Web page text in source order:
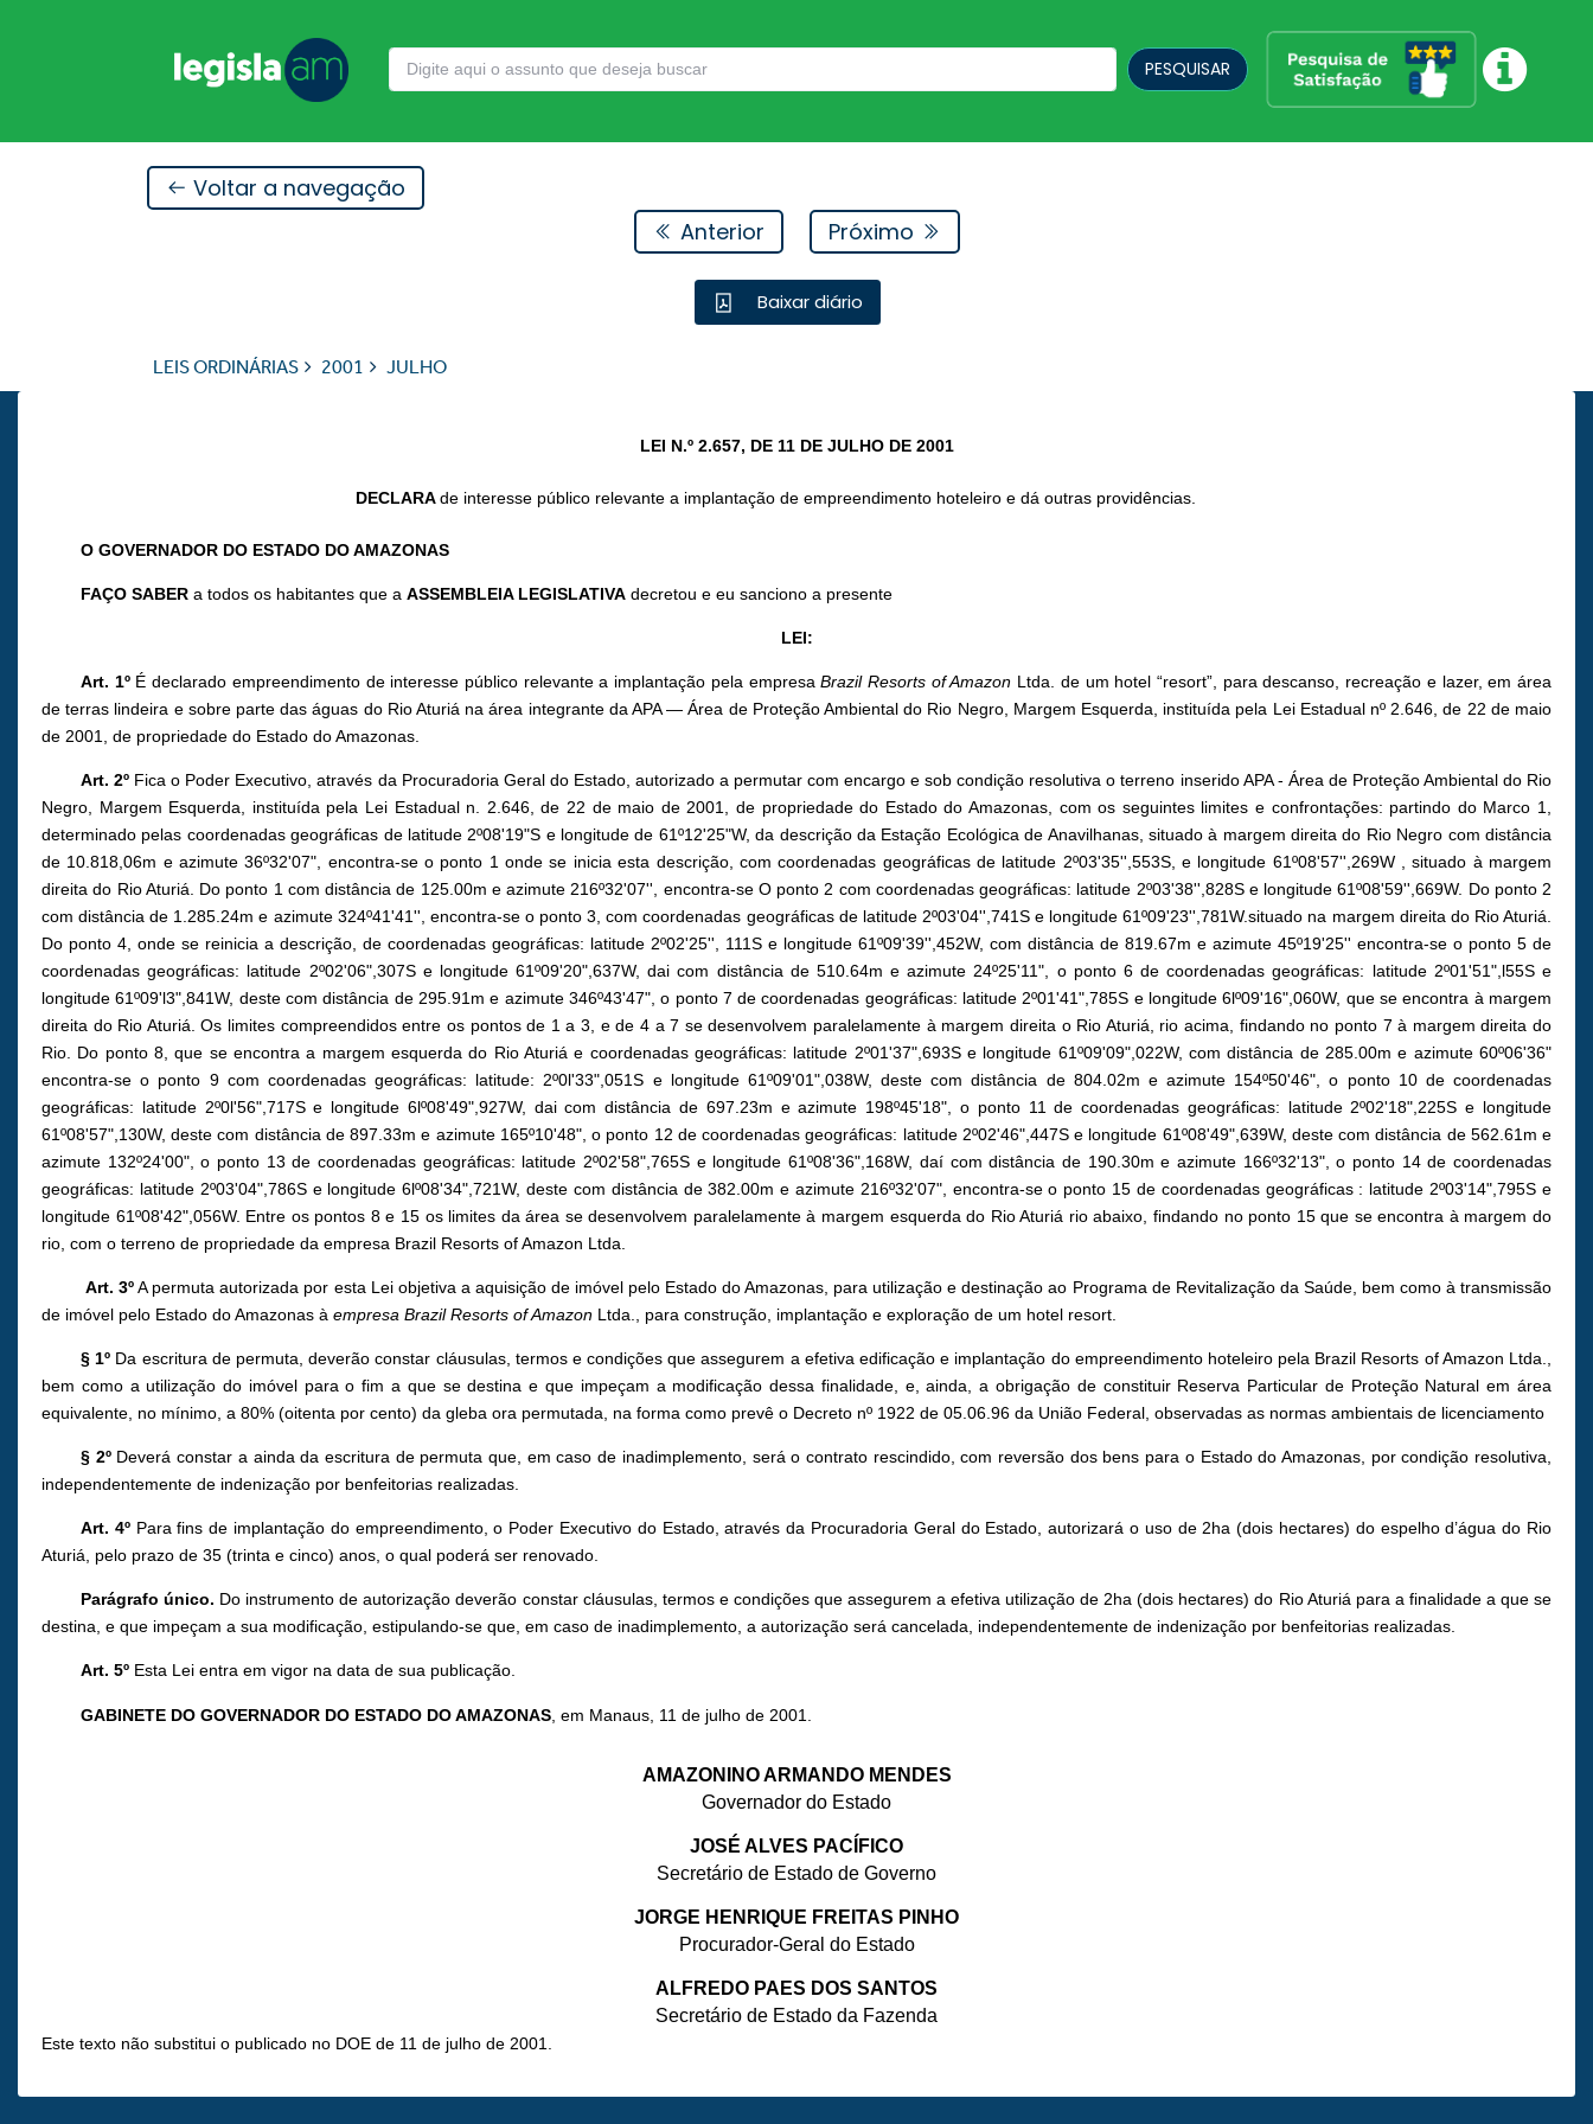
PESQUISAR
Voltar a navegação
Anterior
Próximo
Baixar diário
LEIS ORDINÁRIAS 2001 JULHO
LEI N.º 2.657, DE 11 DE JULHO DE 2001
DECLARAde interesse público relevante a implantação de empreendimento hoteleiro e dá outras providências.
O GOVERNADOR DO ESTADO DO AMAZONAS
FAÇO SABER a todos os habitantes que aASSEMBLEIA LEGISLATIVA decretou e eu sanciono a presente
LEI:
Art. 1ºÉ declarado empreendimento de interesse público relevante a implantação pela empresaBrazil Resorts of Amazon Ltda. de um hotel “resort”, para descanso, recreação e lazer, em área
de terras lindeira e sobre parte das águas do Rio Aturiá na área integrante da APA — Área de Proteção Ambiental do Rio Negro, Margem Esquerda, instituída pela Lei Estadual nº 2.646, de 22 de maio
de 2001, de propriedade do Estado do Amazonas.
Art. 2º Fica o Poder Executivo, através da Procuradoria Geral do Estado, autorizado a permutar com encargo e sob condição resolutiva o terreno inserido APA - Área de Proteção Ambiental do Rio
Negro, Margem Esquerda, instituída pela Lei Estadual n. 2.646, de 22 de maio de 2001, de propriedade do Estado do Amazonas, com os seguintes limites e confrontações: partindo do Marco 1,
determinado pelas coordenadas geográficas de latitude 2º08'19"S e longitude de 61º12'25"W, da descrição da Estação Ecológica de Anavilhanas, situado à margem direita do Rio Negro com distância
de 10.818,06m e azimute 36º32'07", encontra-se o ponto 1 onde se inicia esta descrição, com coordenadas geográficas de latitude 2º03'35'',553S, e longitude 61º08'57'',269W , situado à margem
direita do Rio Aturiá. Do ponto 1 com distância de 125.00m e azimute 216º32'07'', encontra-se O ponto 2 com coordenadas geográficas: latitude 2º03'38'',828S e longitude 61º08'59'',669W. Do ponto 2
com distância de 1.285.24m e azimute 324º41'41'', encontra-se o ponto 3, com coordenadas geográficas de latitude 2º03'04'',741S e longitude 61º09'23'',781W.situado na margem direita do Rio Aturiá.
Do ponto 4, onde se reinicia a descrição, de coordenadas geográficas: latitude 2º02'25'', 111S e longitude 61º09'39'',452W, com distância de 819.67m e azimute 45º19'25'' encontra-se o ponto 5 de
coordenadas geográficas: latitude 2º02'06",307S e longitude 61º09'20",637W, dai com distância de 510.64m e azimute 24º25'11", o ponto 6 de coordenadas geográficas: latitude 2º01'51",l55S e
longitude 61º09'l3",841W, deste com distância de 295.91m e azimute 346º43'47", o ponto 7 de coordenadas geográficas: latitude 2º01'41",785S e longitude 6lº09'16",060W, que se encontra à margem
direita do Rio Aturiá. Os limites compreendidos entre os pontos de 1 a 3, e de 4 a 7 se desenvolvem paralelamente à margem direita o Rio Aturiá, rio acima, findando no ponto 7 à margem direita do
Rio. Do ponto 8, que se encontra a margem esquerda do Rio Aturiá e coordenadas geográficas: latitude 2º01'37",693S e longitude 61º09'09",022W, com distância de 285.00m e azimute 60º06'36"
encontra-se o ponto 9 com coordenadas geográficas: latitude: 2º0l'33",051S e longitude 61º09'01",038W, deste com distância de 804.02m e azimute 154º50'46", o ponto 10 de coordenadas
geográficas: latitude 2º0l'56",717S e longitude 6lº08'49",927W, dai com distância de 697.23m e azimute 198º45'18", o ponto 11 de coordenadas geográficas: latitude 2º02'18",225S e longitude
61º08'57",130W, deste com distância de 897.33m e azimute 165º10'48", o ponto 12 de coordenadas geográficas: latitude 2º02'46",447S e longitude 61º08'49",639W, deste com distância de 562.61m e
azimute 132º24'00", o ponto 13 de coordenadas geográficas: latitude 2º02'58",765S e longitude 61º08'36",168W, daí com distância de 190.30m e azimute 166º32'13", o ponto 14 de coordenadas
geográficas: latitude 2º03'04",786S e longitude 6lº08'34",721W, deste com distância de 382.00m e azimute 216º32'07", encontra-se o ponto 15 de coordenadas geográficas : latitude 2º03'14",795S e
longitude 61º08'42",056W. Entre os pontos 8 e 15 os limites da área se desenvolvem paralelamente à margem esquerda do Rio Aturiá rio abaixo, findando no ponto 15 que se encontra à margem do
rio, com o terreno de propriedade da empresa Brazil Resorts of Amazon Ltda.
Art. 3ºA permuta autorizada por esta Lei objetiva a aquisição de imóvel pelo Estado do Amazonas, para utilização e destinação ao Programa de Revitalização da Saúde, bem como à transmissão
de imóvel pelo Estado do Amazonas à empresa Brazil Resorts of Amazon Ltda., para construção, implantação e exploração de um hotel resort.
§ 1º Da escritura de permuta, deverão constar cláusulas, termos e condições que assegurem a efetiva edificação e implantação do empreendimento hoteleiro pela Brazil Resorts of Amazon Ltda.,
bem como a utilização do imóvel para o fim a que se destina e que impeçam a modificação dessa finalidade, e, ainda, a obrigação de constituir Reserva Particular de Proteção Natural em área
equivalente, no mínimo, a 80% (oitenta por cento) da gleba ora permutada, na forma como prevê o Decreto nº 1922 de 05.06.96 da União Federal, observadas as normas ambientais de licenciamento
§ 2ºDeverá constar a ainda da escritura de permuta que, em caso de inadimplemento, será o contrato rescindido, com reversão dos bens para o Estado do Amazonas, por condição resolutiva,
independentemente de indenização por benfeitorias realizadas.
Art. 4ºPara fins de implantação do empreendimento, o Poder Executivo do Estado, através da Procuradoria Geral do Estado, autorizará o uso de 2ha (dois hectares) do espelho d’água do Rio
Aturiá, pelo prazo de 35 (trinta e cinco) anos, o qual poderá ser renovado.
Parágrafo único. Do instrumento de autorização deverão constar cláusulas, termos e condições que assegurem a efetiva utilização de 2ha (dois hectares) do Rio Aturiá para a finalidade a que se
destina, e que impeçam a sua modificação, estipulando-se que, em caso de inadimplemento, a autorização será cancelada, independentemente de indenização por benfeitorias realizadas.
Art. 5º Esta Lei entra em vigor na data de sua publicação.
GABINETE DO GOVERNADOR DO ESTADO DO AMAZONAS , em Manaus, 11 de julho de 2001.
AMAZONINO ARMANDO MENDES
Governador do Estado
JOSÉ ALVES PACÍFICO
Secretário de Estado de Governo
JORGE HENRIQUE FREITAS PINHO
Procurador-Geral do Estado
ALFREDO PAES DOS SANTOS
Secretário de Estado da Fazenda
Este texto não substitui o publicado no DOE de 11 de julho de 2001.